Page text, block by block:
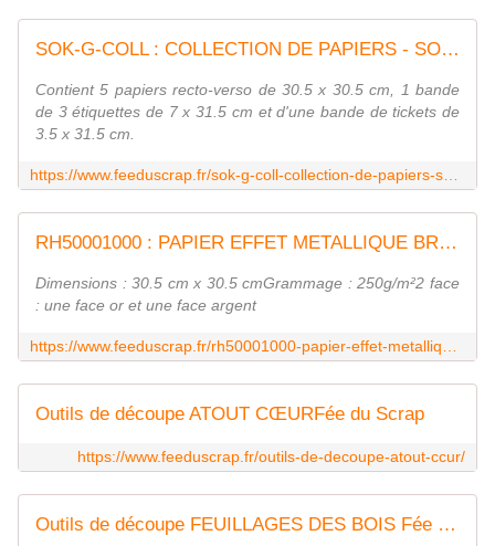
SOK-G-COLL : COLLECTION DE PAPIERS - SO'Garden Fée du Scrap
Contient 5 papiers recto-verso de 30.5 x 30.5 cm, 1 bande
de 3 étiquettes de 7 x 31.5 cm et d'une bande de tickets de
3.5 x 31.5 cm.
RH50001000 : PAPIER EFFET METALLIQUE BROSSE - OR RAYHER FEE DU SCRAP
Dimensions : 30.5 cm x 30.5 cmGrammage : 250g/m²2 face
: une face or et une face argent
Outils de découpe ATOUT CŒURFée du Scrap
https://www.feeduscrap.fr/outils-de-decoupe-atout-ccur/
Outils de découpe FEUILLAGES DES BOIS Fée du Scrap